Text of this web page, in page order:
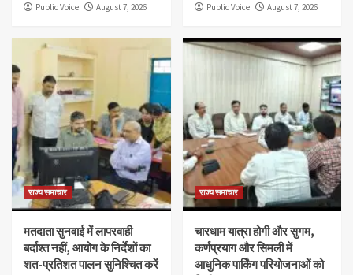
Public Voice August 7, 2026 Public Voice August 7, 2026
राज्य समाचार
मतदाता सुनवाई में लापरवाही
बर्दाश्त नहीं, आयोग के निर्देशों का
शत-प्रतिशत पालन सुनिश्चित करें
राज्य समाचार
चारधाम यात्रा होगी और सुगम,
कर्णप्रयाग और सिमली में
आधुनिक पार्किंग परियोजनाओं को